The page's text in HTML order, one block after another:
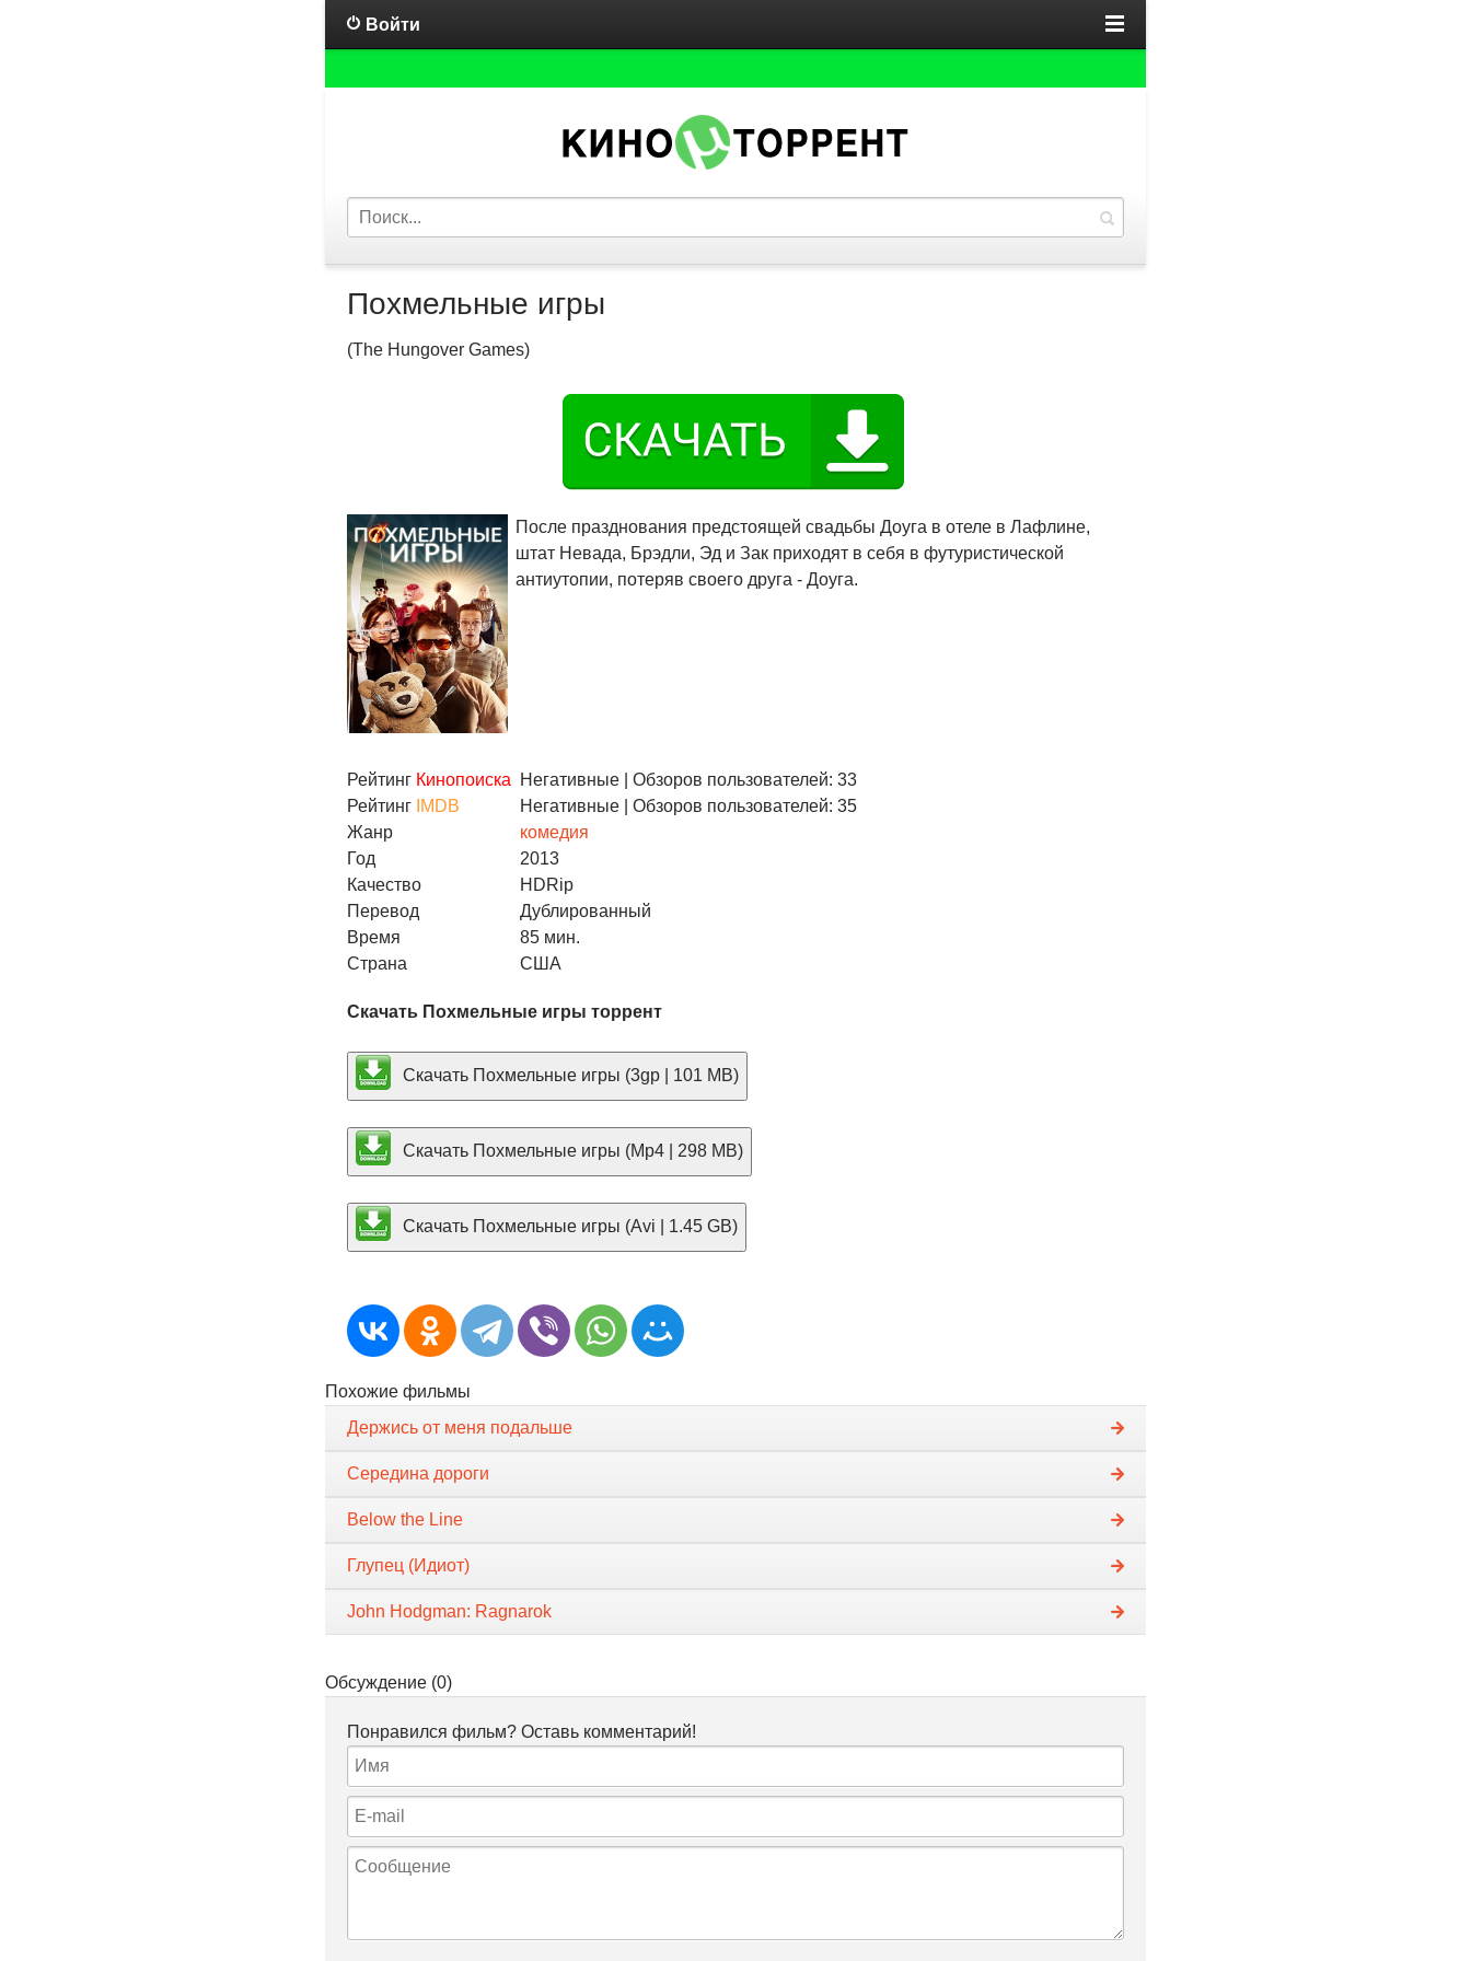
Войти
Похмельные игры
(The Hungover Games)
После празднования предстоящей свадьбы Доуга в отеле в Лафлине,
штат Невада, Брэдли, Эд и Зак приходят в себя в футуристической
антиутопии, потеряв своего друга - Доуга.
Рейтинг Кинопоиска Негативные | Обзоров пользователей: 33
Рейтинг IMDB Негативные | Обзоров пользователей: 35
Жанр
комедия
Год
2013
Качество
HDRip
Перевод
Дублированный
Время
85 мин.
Страна
США
Скачать Похмельные игры торрент
Скачать Похмельные игры (3gp | 101 MB)
Скачать Похмельные игры (Mp4 | 298 MB)
Скачать Похмельные игры (Avi | 1.45 GB)
Похожие фильмы
Держись от меня подальше
Середина дороги
Below the Line
Глупец (Идиот)
John Hodgman: Ragnarok
Обсуждение (0)
Понравился фильм? Оставь комментарий!